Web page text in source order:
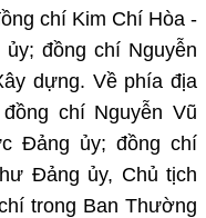
chí Kim Chí Hòa -
đồng chí Nguyễn
dựng. Về phía địa
chí Nguyễn Vũ
Đảng ủy; đồng chí
Đảng ủy, Chủ tịch
trong Ban Thường